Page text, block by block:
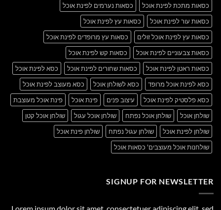
כסאות מתכת לפינת אוכל
כסאות נערמים לפינת אוכל
כסאות עור לפינת אוכל
כסאות עץ לפינת אוכל
כסאות עץ לפינת אוכל זולים
כסאות עץ מרופדים לפינת אוכל
כסאות צבעוניים לפינת אוכל
כסאות קש לפינת אוכל
כסאות ראטן לפינת אוכל
כסאות שחורים לפינת אוכל
כסא לפינת אוכל
כסא לפינת אוכל מרופד
כסא לשולחן אוכל
כסא מעוצב לפינת אוכל
כסא פלסטיק לפינת אוכל
עיצוב פנים פינת אוכל
פינת אוכל מעוצבת
שולחן אוכל
שולחן אוכל נפתח שולחן אוכל עגול
שולחן אוכל קטן
שולחן לפינת אוכל
שולחן עגול נפתח
שולחן פינת אוכל
שולחנות אוכל מעוצבים' כסאות אוכל
SIGNUP FOR NEWSLETTER
Lorem ipsum dolor sit amet, consectetuer adipiscing elit, sed